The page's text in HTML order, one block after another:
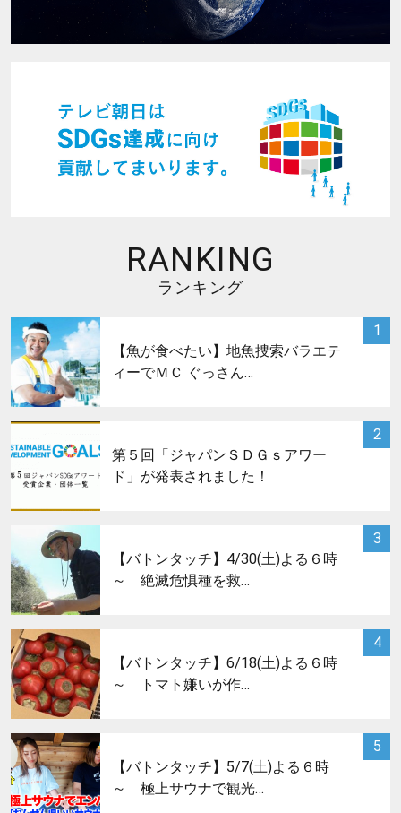
RANKING
ランキング
1
サムネイル
【魚が食べたい】地魚捜索バラエテ
ィーでＭＣ ぐっさん…
2
サムネイル
第５回「ジャパンＳＤＧｓアワー
ド」が発表されました！
3
【バトンタッチ】4/30(土)よる６時
～ 絶滅危惧種を救…
4
【バトンタッチ】6/18(土)よる６時
～ トマト嫌いが作…
5
サムネイル
【バトンタッチ】5/7(土)よる６時
～ 極上サウナで観光…